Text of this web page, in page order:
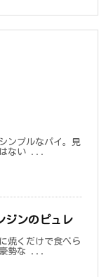
ンプルなパイ。見
はない ...
ジンのピュレ
焼くだけで食べら
豪勢な ...